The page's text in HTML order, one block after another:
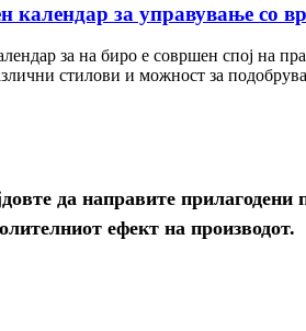
календар за управување со
за на биро е совршен спој на
стилови и можност за
да направите
ефект на производот.